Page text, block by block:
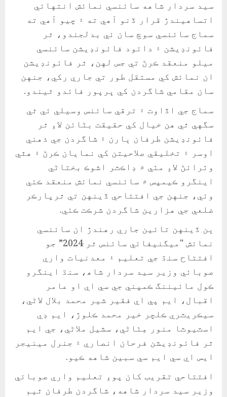
سيد سردار شاهه سائنسي نمائش انتهائي
اتساهيندڙ قرار ڏنو آھي ته ۽ چيو آھي ته
سماج سائنسي سوچ سان ئي بدلجندو، ٿر
فائونڊيشن ۽ دائود فائونڊيشن سائنسي
ميلو منعقد ڪرڻ تي جس لهن، ٿر فائونڊيشن
ان نمائش کي مستقل طور تي جاري رکي، جنهن
سان مقامي شاگردن کي ڀرپور فائدو ٿيندو.
سماج جي اڏاوت ۽ ترقي سائنس وسيلي ئي ٿي
سگهي ٿي هن خيال کي حقيقت بڻائن لاءِ ٿر
فائونڊيشن طرفان ٻارن ۽ شاگردن جي ذهني
اوسر ۽ تخليقي صلاحيتن کي نمايان ڪرڻ ۽ هٿي
وٺرائڻ لاءِ مٺي ۾ ڊاڪٽر اشوڪ بختاڻي
اينگرو ڪيمپس ۾ سائنسي نمائش منعقد ڪئي
وئي، جنهن جي افتتاحي ڏينهن تي ٿرپارڪر
ضلعي جي هزارين شاگردن شرڪت ڪئي.
ٻن ڏينهن تائين جاري رهندڙ ان سائنسي
نمائش "ميگنيفائي سائنس ٿر 2024” جو
افتتاح سنڌ جي تعليم ۽ معدنيات واري
صوبائي وزير سيد سردار شاھ، سنڌ اينگرو
ڪول مائيننگ ڪمپني جي سي اي او عامر
اقبال، ايم پي اي فقير شير محمد بلال لاڻي،
سيڪريٽري ڪلچر خير محمد ڪلوڙ، ايم ڊي
اسٽيوٽا منور مِٺاڻي، سشيل ملاڻي، جي ايم
ٿر فائونڊيشن فرحان انصاري ۽ جنرل مينيجر
ايس اي سي ايم سي سبين شاهه ڪيو.
افتتاحي تقريب کان پوءِ تعليم واري صوبائي
وزير سيد سردار شاهه، شاگردن طرفان ٿيم